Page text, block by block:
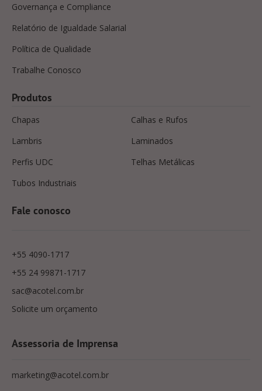
Governança e Compliance
Relatório de Igualdade Salarial
Política de Qualidade
Trabalhe Conosco
Produtos
Chapas
Calhas e Rufos
Lambris
Laminados
Perfis UDC
Telhas Metálicas
Tubos Industriais
Fale conosco
+55 4090-1717
+55 24 99871-1717
sac@acotel.com.br
Solicite um orçamento
Assessoria de Imprensa
marketing@acotel.com.br